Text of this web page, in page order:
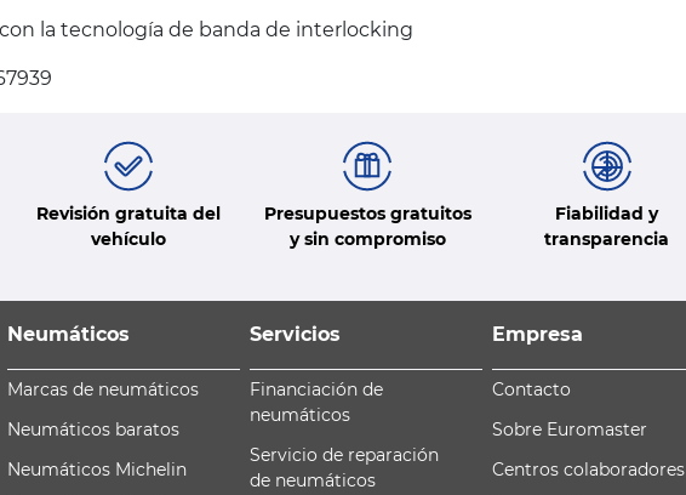
la tecnología de banda de interlocking
Revisión gratuita del
vehículo
Presupuestos gratuitos
y sin compromiso
Fiabilidad y
transparencia
Neumáticos
Marcas de neumáticos
Neumáticos baratos
Neumáticos Michelin
Servicios
Financiación de
neumáticos
Servicio de reparación
de neumáticos
Empresa
Contacto
Sobre Euromaster
Centros colaboradores